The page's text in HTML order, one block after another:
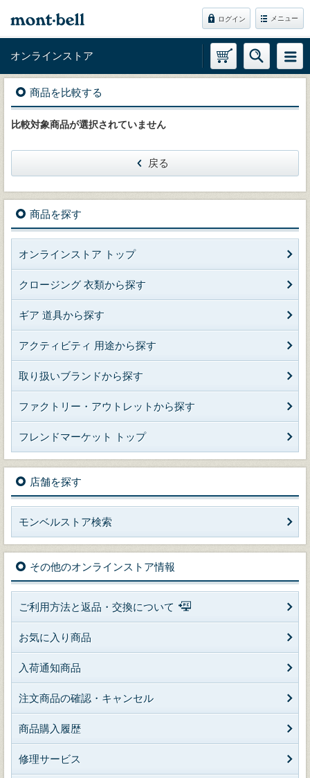
ログイン メニュー
オンラインストア
商品を比較する
比較対象商品が選択されていません
戻る
商品を探す
オンラインストア トップ
クロージング 衣類から探す
ギア 道具から探す
アクティビティ 用途から探す
取り扱いブランドから探す
ファクトリー・アウトレットから探す
フレンドマーケット トップ
店舗を探す
モンベルストア検索
その他のオンラインストア情報
ご利用方法と返品・交換について
お気に入り商品
入荷通知商品
注文商品の確認・キャンセル
商品購入履歴
修理サービス